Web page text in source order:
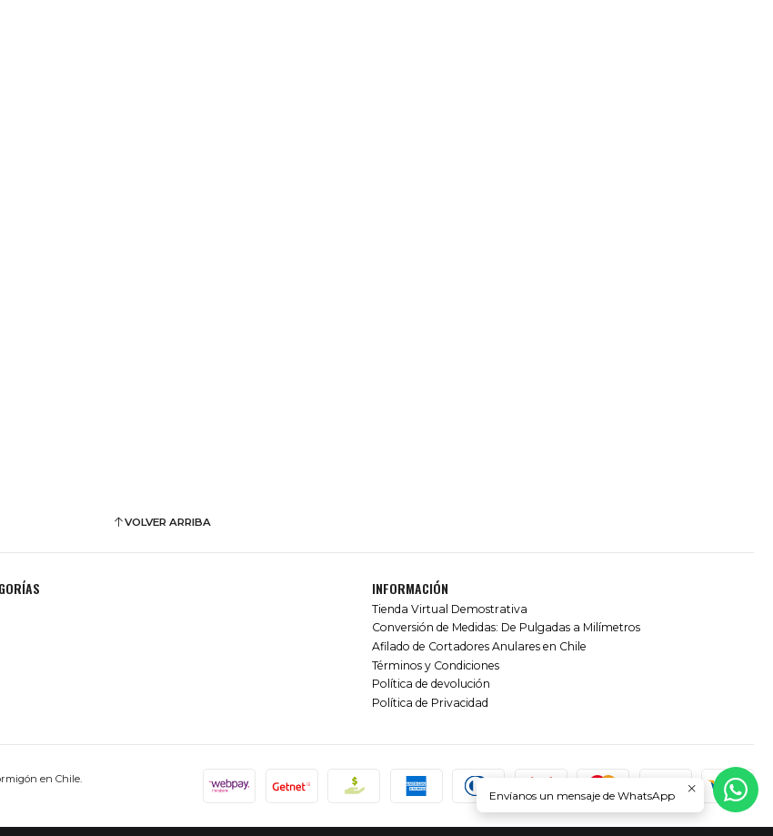
VOLVER ARRIBA
INFORMACIÓN
Tienda Virtual Demostrativa
Conversión de Medidas: De Pulgadas a Milímetros
Afilado de Cortadores Anulares en Chile
Términos y Condiciones
Política de devolución
Política de Privacidad
en Chile.
Envíanos un mensaje de WhatsApp